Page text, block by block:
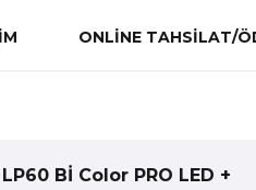
ONLİNE TAHSİLAT/
LP60 Bİ Color PRO LED +